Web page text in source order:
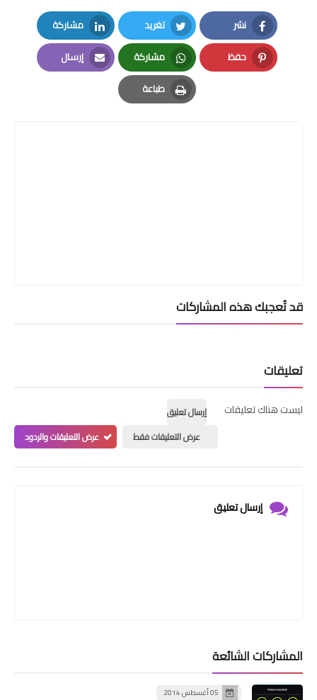
نشر
Facebook
تغريد
Twitter
مشاركة
LinkedIn
حفظ
Pinterest
مشاركة
Whatsapp
إرسال
Email
طباعة
Print
قد تُعجبك هذه المشاركات
تعليقات
ليست هناك تعليقات
إرسال تعليق
عرض التعليقات فقط
عرض التعليقات والردود
إرسال تعليق
المشاركات الشائعة
05 أغسطس 2014